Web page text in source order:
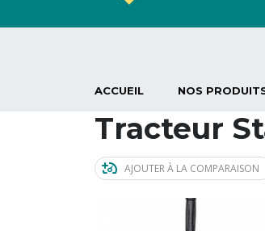
ACCUEIL NOS
Tracteur
AJOUTER À LA COMPARAISON